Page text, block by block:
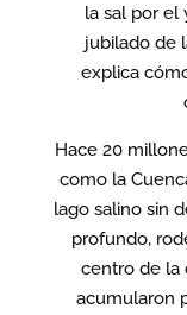
la sal por el
jubilado de
explica
Hace 20
como la
lago salino sin
profundo,
centro de la
acumularon